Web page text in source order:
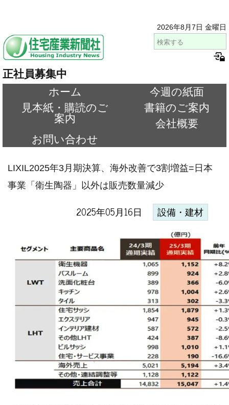
2026年8月7日 金曜日
正社員募集中
ホーム
今週の紙面
見本紙・購読のご
案内
書籍のご案内
会社概要
お問い合わせ
LIXIL2025年3月期決算、海外改善で3割増益=日本
事業「衛生陶器」以外は販売数量減少
2025年05月16日 設備・建材